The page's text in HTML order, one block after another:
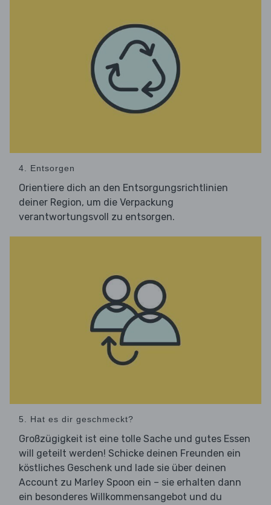
4. Entsorgen
Orientiere dich an den Entsorgungsrichtlinien
deiner Region, um die Verpackung
verantwortungsvoll zu entsorgen.
5. Hat es dir geschmeckt?
Großzügigkeit ist eine tolle Sache und gutes Essen
will geteilt werden! Schicke deinen Freunden ein
köstliches Geschenk und lade sie über deinen
Account zu Marley Spoon ein – sie erhalten dann
ein besonderes Willkommensangebot und du